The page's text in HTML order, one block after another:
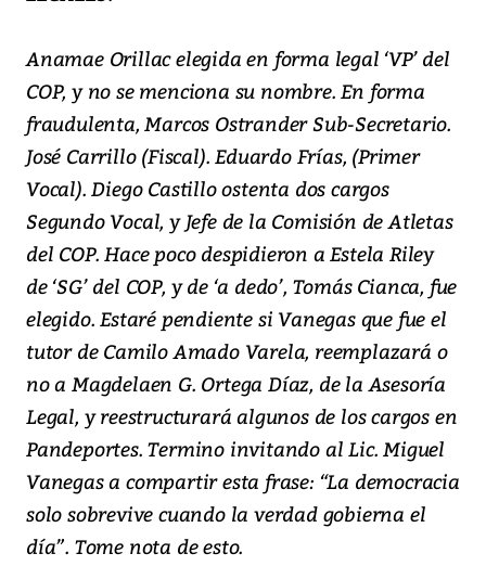
Anamae Orillac elegida en forma legal ‘VP’ del
COP, y no se menciona su nombre. En forma
fraudulenta, Marcos Ostrander Sub-Secretario.
José Carrillo (Fiscal). Eduardo Frías, (Primer
Vocal). Diego Castillo ostenta dos cargos
Segundo Vocal, y Jefe de la Comisión de Atletas
del COP. Hace poco despidieron a Estela Riley
de ‘SG’ del COP, y de ‘a dedo’, Tomás Cianca, fue
elegido. Estaré pendiente si Vanegas que fue el
tutor de Camilo Amado Varela, reemplazará o
no a Magdelaen G. Ortega Díaz, de la Asesoría
Legal, y reestructurará algunos de los cargos en
Pandeportes. Termino invitando al Lic. Miguel
Vanegas a compartir esta frase: “La democracia
solo sobrevive cuando la verdad gobierna el
día”. Tome nota de esto.